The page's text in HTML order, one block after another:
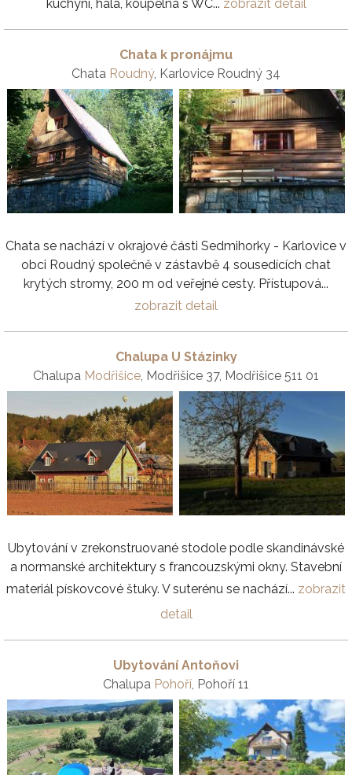
kuchyní, hala, koupelna s WC... zobrazit detail
Chata k pronájmu
Chata Roudný, Karlovice Roudný 34
Chata se nachází v okrajové části Sedmihorky - Karlovice v
obci Roudný ​​společně v zástavbě 4 sousedících chat
krytých stromy, 200 m od veřejné cesty. Přístupová...
zobrazit detail
Chalupa U Stázinky
Chalupa Modřišice, Modřišice 37, Modřišice 511 01
Ubytování v zrekonstruované stodole podle skandinávské
a normanské architektury s francouzskými okny. Stavební
materiál pískovcové štuky. V suterénu se nachází... zobrazit
detail
Ubytování Antoňovi
Chalupa Pohoří, Pohoří 11